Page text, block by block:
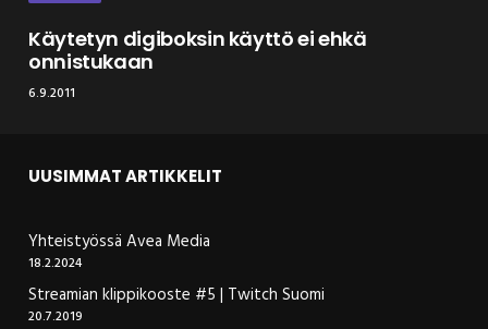
Käytetyn digiboksin käyttö ei ehkä
onnistukaan
6.9.2011
UUSIMMAT ARTIKKELIT
Yhteistyössä Avea Media
18.2.2024
Streamian klippikooste #5 | Twitch Suomi
20.7.2019